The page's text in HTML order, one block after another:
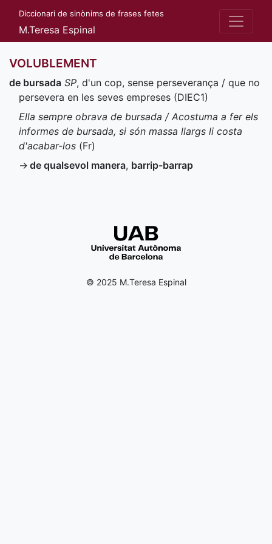
Diccionari de sinònims de frases fetes
M.Teresa Espinal
VOLUBLEMENT
de bursada SP, d'un cop, sense perseverança / que no
persevera en les seves empreses (DIEC1)
Ella sempre obrava de bursada / Acostuma a fer els
informes de bursada, si són massa llargs li costa
d'acabar-los (Fr)
→ de qualsevol manera, barrip-barrap
© 2025 M.Teresa Espinal